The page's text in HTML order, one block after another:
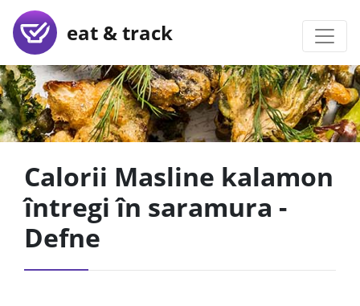
eat & track
Calorii Masline kalamon
întregi în saramura -
Defne